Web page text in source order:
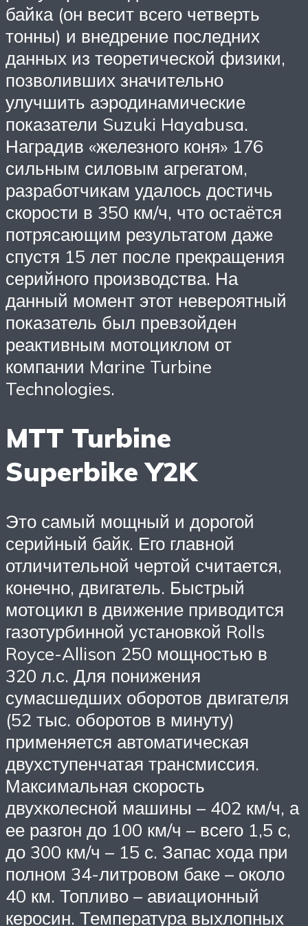
байка (он весит всего четверть
тонны) и внедрение последних
данных из теоретической физики,
позволивших значительно
улучшить аэродинамические
показатели Suzuki Hayabusa.
Наградив «железного коня» 176
сильным силовым агрегатом,
разработчикам удалось достичь
скорости в 350 км/ч, что остаётся
потрясающим результатом даже
спустя 15 лет после прекращения
серийного производства. На
данный момент этот невероятный
показатель был превзойден
реактивным мотоциклом от
компании Marine Turbine
Technologies.
MTT Turbine
Superbike Y2K
Это самый мощный и дорогой
серийный байк. Его главной
отличительной чертой считается,
конечно, двигатель. Быстрый
мотоцикл в движение приводится
газотурбинной установкой Rolls
Royce-Allison 250 мощностью в
320 л.с. Для понижения
сумасшедших оборотов двигателя
(52 тыс. оборотов в минуту)
применяется автоматическая
двухступенчатая трансмиссия.
Максимальная скорость
двухколесной машины – 402 км/ч, а
ее разгон до 100 км/ч – всего 1,5 с,
до 300 км/ч – 15 с. Запас хода при
полном 34-литровом баке – около
40 км. Топливо – авиационный
керосин. Температура выхлопных